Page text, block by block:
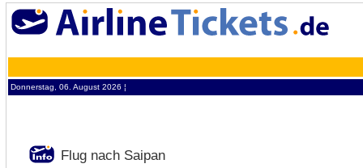
Donnerstag, 06. August 2026 ¦
Flug nach Saipan